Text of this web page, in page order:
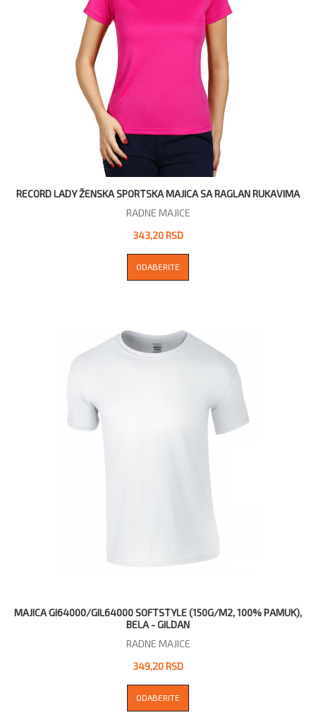
RECORD LADY ŽENSKA SPORTSKA MAJICA SA RAGLAN RUKAVIMA
RADNE MAJICE
343,20 RSD
ODABERITE
MAJICA GI64000/GIL64000 SOFTSTYLE (150G/M2, 100% PAMUK),
BELA - GILDAN
RADNE MAJICE
349,20 RSD
ODABERITE